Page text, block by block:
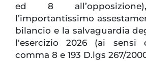
ed 8
l’importantissimo
bilancio e la salvaguardia
l'esercizio 2026 (ai sensi
comma 8 e 193 D.lgs 267/